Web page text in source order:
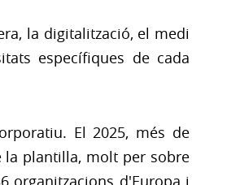
la digitalització, el medi
específiques de cada
El 2025, més de
la plantilla, molt per sobre
organitzacions d'Europa i